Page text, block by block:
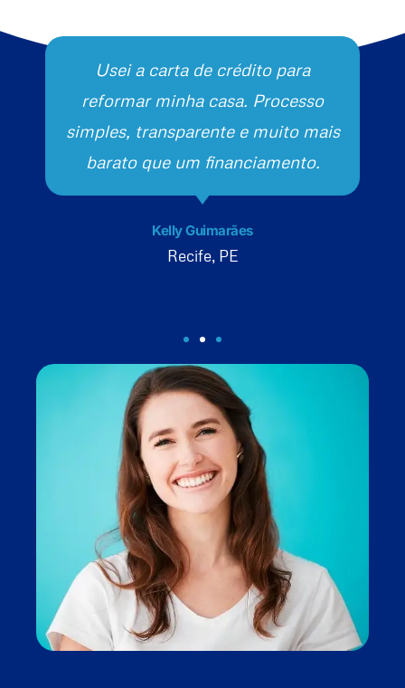
Usei a carta de crédito para
reformar minha casa. Processo
simples, transparente e muito mais
barato que um financiamento.
Kelly Guimarães
Recife, PE